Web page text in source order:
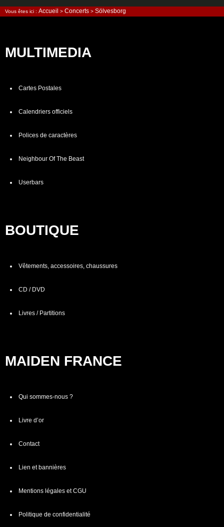
Vous êtes ici : Accueil > Concerts > Sölvesborg
MULTIMEDIA
Cartes Postales
Calendriers officiels
Polices de caractères
Neighbour Of The Beast
Userbars
BOUTIQUE
Vêtements, accessoires, chaussures
CD / DVD
Livres / Partitions
MAIDEN FRANCE
Qui sommes-nous ?
Livre d’or
Contact
Lien et bannières
Mentions légales et CGU
Politique de confidentialité